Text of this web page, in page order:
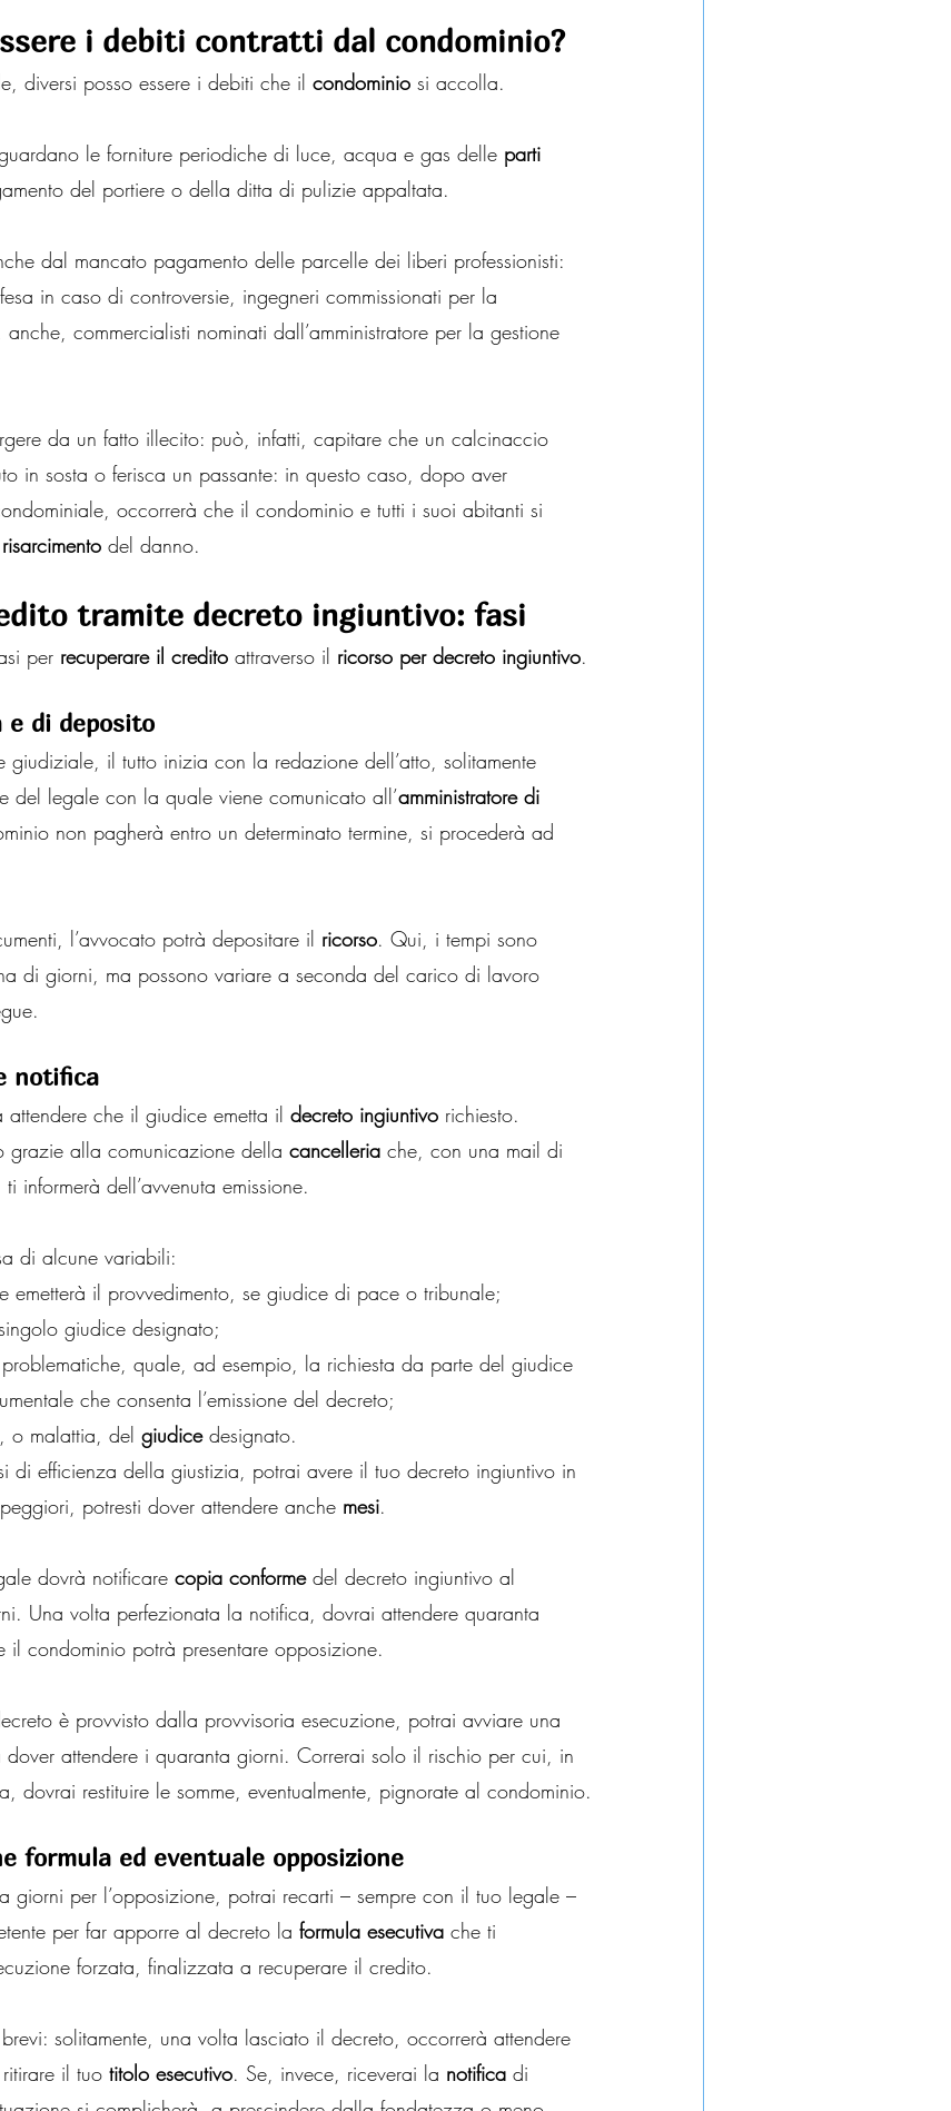
i debiti contratti dal condominio?
diversi posso essere i debiti che il condominio si accolla.
le forniture periodiche di luce, acqua e gas delle parti
del portiere o della ditta di pulizie appaltata.
dal mancato pagamento delle parcelle dei liberi professionisti:
in caso di controversie, ingegneri commissionati per la
commercialisti nominati dall’amministratore per la gestione
da un fatto illecito: può, infatti, capitare che un calcinaccio
in sosta o ferisca un passante: in questo caso, dopo aver
occorrerà che il condominio e tutti i suoi abitanti si
risarcimento del danno.
tramite decreto ingiuntivo: fasi
per recuperare il credito attraverso il ricorso per decreto ingiuntivo.
e di deposito
giudiziale, il tutto inizia con la redazione dell’atto, solitamente
del legale con la quale viene comunicato all’amministratore di
non pagherà entro un determinato termine, si procederà ad
l’avvocato potrà depositare il ricorso. Qui, i tempi sono
di giorni, ma possono variare a seconda del carico di lavoro
notifica
che il giudice emetta il decreto ingiuntivo richiesto.
grazie alla comunicazione della cancelleria che, con una mail di
informerà dell’avvenuta emissione.
di alcune variabili:
emetterà il provvedimento, se giudice di pace o tribunale;
giudice designato;
quale, ad esempio, la richiesta da parte del giudice
che consenta l’emissione del decreto;
o malattia, del giudice designato.
di efficienza della giustizia, potrai avere il tuo decreto ingiuntivo in
potresti dover attendere anche mesi.
dovrà notificare copia conforme del decreto ingiuntivo al
Una volta perfezionata la notifica, dovrai attendere quaranta
il condominio potrà presentare opposizione.
è provvisto dalla provvisoria esecuzione, potrai avviare una
dover attendere i quaranta giorni. Correrai solo il rischio per cui, in
dovrai restituire le somme, eventualmente, pignorate al condominio.
formula ed eventuale opposizione
giorni per l’opposizione, potrai recarti – sempre con il tuo legale –
per far apporre al decreto la formula esecutiva che ti
forzata, finalizzata a recuperare il credito.
solitamente, una volta lasciato il decreto, occorrerà attendere
il tuo titolo esecutivo. Se, invece, riceverai la notifica di